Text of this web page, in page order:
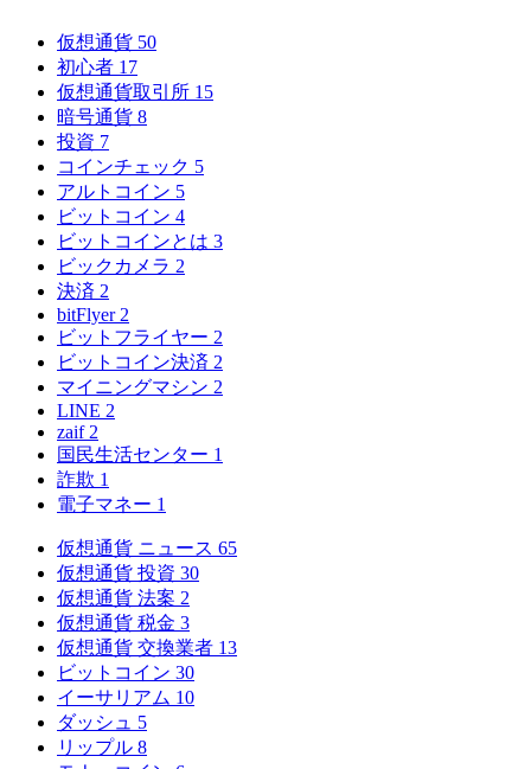
仮想通貨 50
初心者 17
仮想通貨取引所 15
暗号通貨 8
投資 7
コインチェック 5
アルトコイン 5
ビットコイン 4
ビットコインとは 3
ビックカメラ 2
決済 2
bitFlyer 2
ビットフライヤー 2
ビットコイン決済 2
マイニングマシン 2
LINE 2
zaif 2
国民生活センター 1
詐欺 1
電子マネー 1
仮想通貨 ニュース 65
仮想通貨 投資 30
仮想通貨 法案 2
仮想通貨 税金 3
仮想通貨 交換業者 13
ビットコイン 30
イーサリアム 10
ダッシュ 5
リップル 8